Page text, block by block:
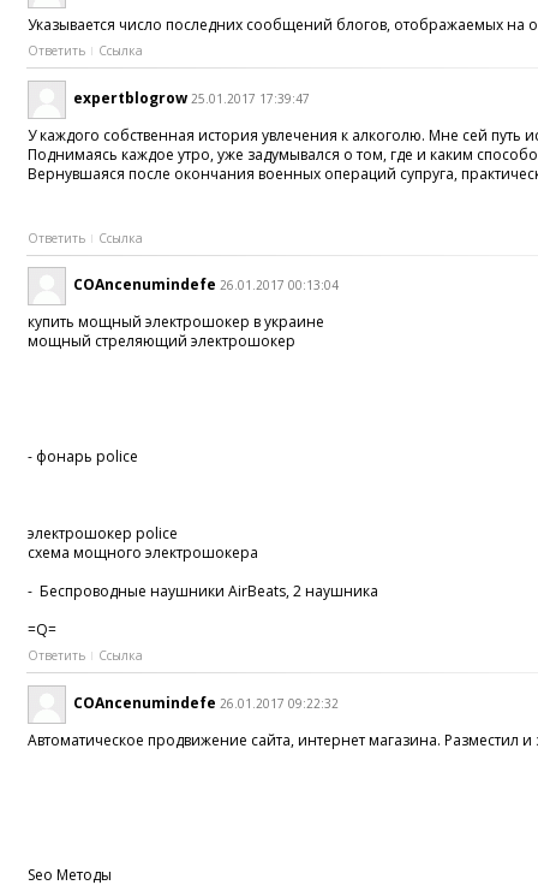
Указывается число последних сообщений блогов, отображаемых
Ответить Ссылка
expertblogrow 25.01.2017 17:39:47
У каждого собственная история увлечения к алкоголю. Мне сей
Поднимаясь каждое утро, уже задумывался о том, где и каким
Вернувшаяся после окончания военных операций супруга,
Ответить Ссылка
COAncenumindefe 26.01.2017 00:13:04
купить мощный электрошокер в украине
мощный стреляющий электрошокер
- фонарь police
электрошокер police
схема мощного электрошокера
- Беспроводные наушники AirBeats, 2 наушника
=Q=
Ответить Ссылка
COAncenumindefe 26.01.2017 09:22:32
Автоматическое продвижение сайта, интернет магазина. Разместил и
Seo Методы